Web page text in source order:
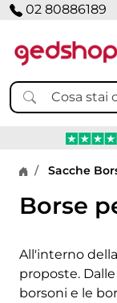
02 80886189
Home page
Sacche
Borse
All'interno
proposte.
borsoni e le